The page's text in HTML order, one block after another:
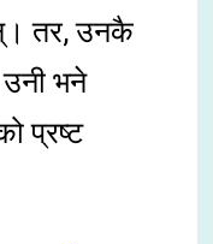
तर, उनकै
भने
प्रष्ट